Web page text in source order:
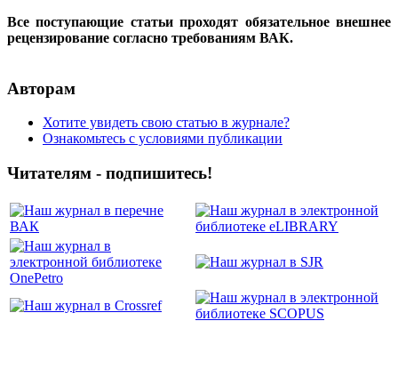
Все поступающие статьи проходят обязательное внешнее
рецензирование согласно требованиям ВАК.
Авторам
Хотите увидеть свою статью в журнале?
Ознакомьтесь с условиями публикации
Читателям - подпишитесь!